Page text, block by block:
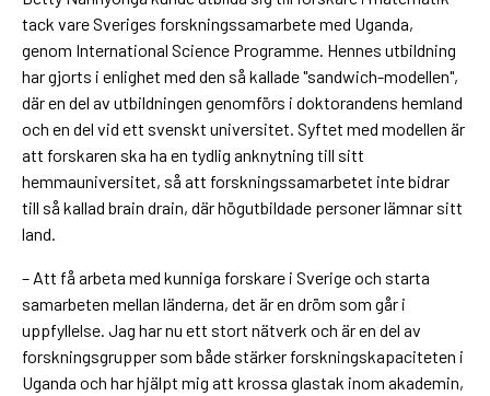
tack vare Sveriges forskningssamarbete med Uganda,
genom International Science Programme. Hennes utbildning
har gjorts i enlighet med den så kallade "sandwich-modellen",
där en del av utbildningen genomförs i doktorandens hemland
och en del vid ett svenskt universitet. Syftet med modellen är
att forskaren ska ha en tydlig anknytning till sitt
hemmauniversitet, så att forskningssamarbetet inte bidrar
till så kallad brain drain, där högutbildade personer lämnar sitt
land.
– Att få arbeta med kunniga forskare i Sverige och starta
samarbeten mellan länderna, det är en dröm som går i
uppfyllelse. Jag har nu ett stort nätverk och är en del av
forskningsgrupper som både stärker forskningskapaciteten i
Uganda och har hjälpt mig att krossa glastak inom akademin,